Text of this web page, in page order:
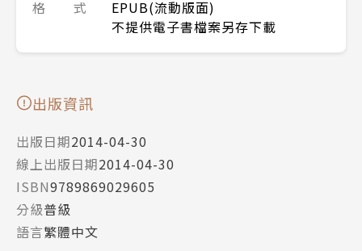
格 式
EPUB(流動版面)
不提供電子書檔案另存下載
出版資訊
出版日期2014-04-30
線上出版日期2014-04-30
ISBN9789869029605
分級普級
語言繁體中文